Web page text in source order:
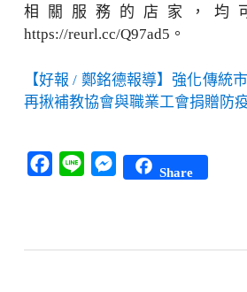
相關服務的店家，均
https://reurl.cc/Q97ad5。
【好報 / 鄭銘德報導】強化傳統
再揪補教協會與職業工會捐贈防
Facebook
Line Messenger
Share